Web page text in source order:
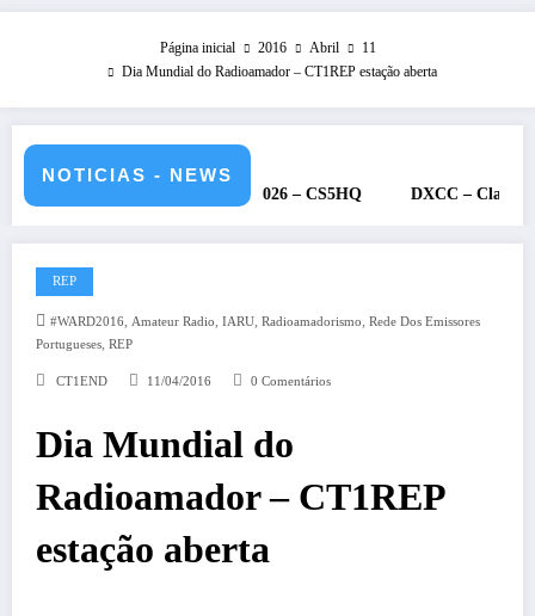
Página inicial 2016 Abril
11
Dia Mundial do Radioamador – CT1REP estação aberta
NOTICIAS - NEWS
– 11 e 12 de julho de 2026 – CS5HQ DXCC – Classificação
REP
#WARD2016 Amateur Radio IARU, Radioamadorismo
Rede Dos Emissores
Portugueses REP
CT1END 11/04/2016 0 Comentários
Dia Mundial do
Radioamador – CT1REP
estação aberta